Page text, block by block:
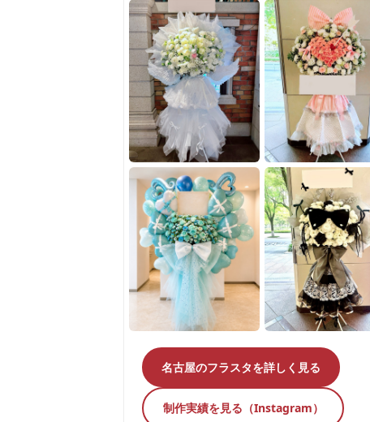
名古屋のフラスタを詳しく見る
制作実績を見る（Instagram）